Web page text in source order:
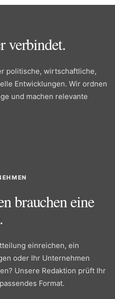
verbindet.
politische, wirtschaftliche,
Entwicklungen. Wir ordnen
und machen relevante
brauchen eine
einreichen, ein
oder Ihr Unternehmen
Unsere Redaktion prüft Ihr
Format.